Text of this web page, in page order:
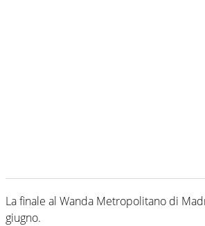
La finale al Wanda Metropolitano di
giugno.